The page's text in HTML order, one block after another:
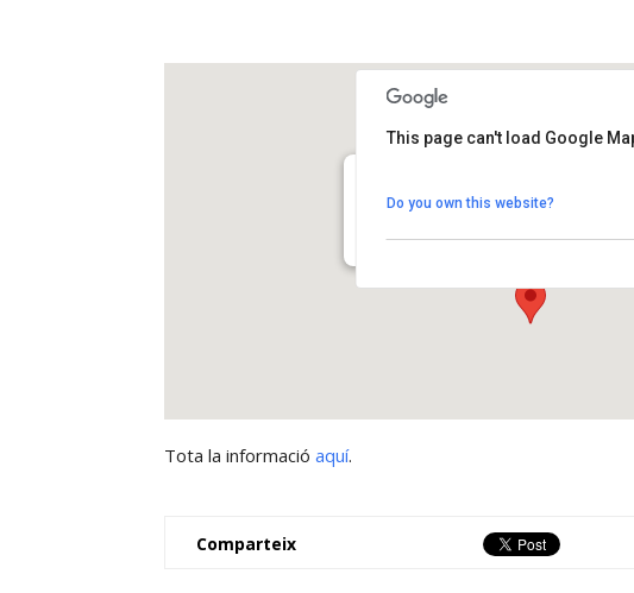
Poliesportiu dels Hostalets de
Carrer Catalunya s/n - Els Hostalets de
View Events
This page can't load Google
Do you own this website?
Tota la informació aquí.
Comparteix